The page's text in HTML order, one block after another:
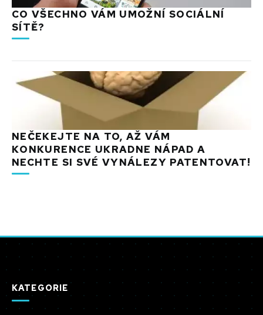
CO VŠECHNO VÁM UMOŽNÍ SOCIÁLNÍ
SÍTĚ?
NEČEKEJTE NA TO, AŽ VÁM
KONKURENCE UKRADNE NÁPAD A
NECHTE SI SVÉ VYNÁLEZY PATENTOVAT!
KATEGORIE